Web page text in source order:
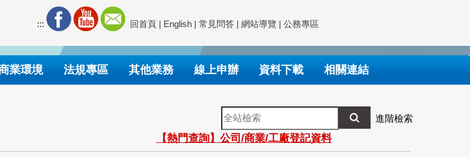
::: 回首頁 | English | 常見問答 | 網站導覽 | 公務專區
業環境 法規專區 其他業務 線上申辦 資料下載 相關連結
全
站
檢
索
進階檢索
【熱門查詢】公司/商業/工廠登記資料